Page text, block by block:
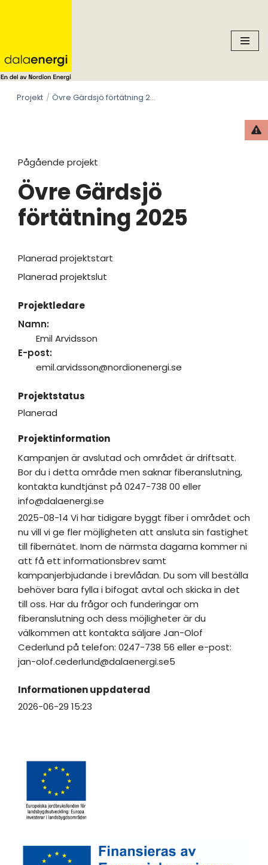
content
Projekt Övre Gärdsjö förtätning 2025
Pågående projekt
Övre Gärdsjö
förtätning 2025
Planerad projektstart
Planerad projektslut
Projektledare
Namn:
Emil Arvidsson
E-post:
emil.arvidsson@nordionenergi.se
Projektstatus
Planerad
Projektinformation
Kampanjen är avslutad och området är driftsatt.
Bor du i detta område men saknar fiberanslutning,
kontakta kundtjänst på 0247-738 00 eller
info@dalaenergi.se
2025-08-14 Vi har tidigare byggt fiber i området och
nu vill vi ge fler möjligheten att ansluta sin fastighet
till fibernätet. Inom de närmsta dagarna kommer ni
att få ett informationsbrev samt
kampanjerbjudande i brevlådan. Du som vill beställa
behöver bara fylla i bifogat avtal och skicka in det
till oss. Har du frågor och funderingar om
fiberanslutning och dess möjligheter är du
välkommen att kontakta säljare Jan-Olof
Cederlund på telefon: 0247-738 56 eller e-post:
jan-olof.cederlund@dalaenergi.se5
Informationen uppdaterad
2026-06-29 15:23